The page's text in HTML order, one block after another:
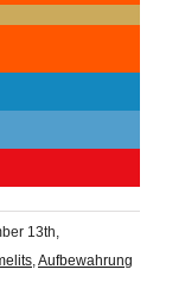
13th,
,Aufbewahrung